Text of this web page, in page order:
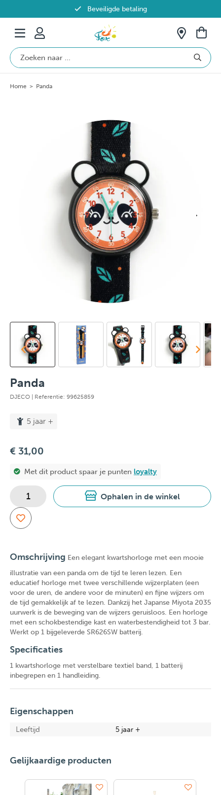
Beveiligde betaling
Gratis verzending vanaf €69 in België
Home > Panda
Panda
DJECO | Referentie: 99625859
5 jaar +
€ 31,00
Met dit product spaar je punten loyalty
Ophalen in de winkel
Omschrijving Een elegant kwartshorloge met een mooie
illustratie van een panda om de tijd te leren lezen. Een
educatief horloge met twee verschillende wijzerplaten (een
voor de uren, de andere voor de minuten) en fijne wijzers om
de tijd gemakkelijk af te lezen. Dankzij het Japanse Miyota 2035
uurwerk is de beweging van de wijzers geruisloos. Een horloge
met een schokbestendige kast en waterbestendigheid tot 3 bar.
Werkt op 1 bijgeleverde SR626SW batterij.
Specificaties
1 kwartshorloge met verstelbare textiel band, 1 batterij
inbegrepen en 1 handleiding.
Eigenschappen
Leeftijd 5 jaar +
Gelijkaardige producten